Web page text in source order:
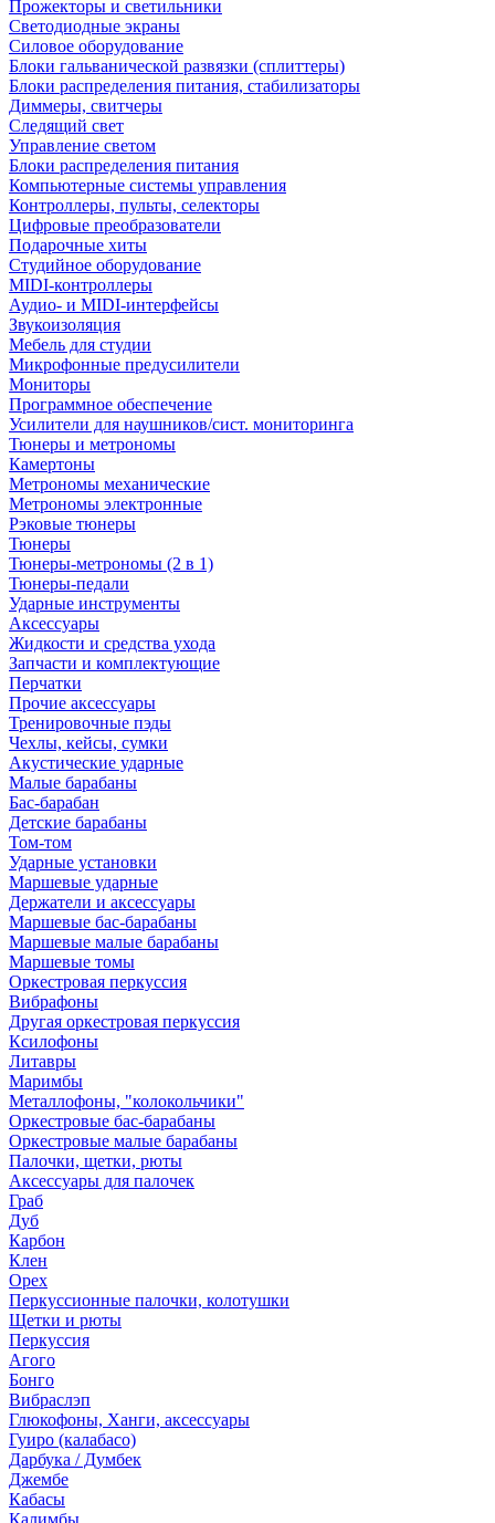
Прожекторы и светильники
Светодиодные экраны
Силовое оборудование
Блоки гальванической развязки (сплиттеры)
Блоки распределения питания, стабилизаторы
Диммеры, свитчеры
Следящий свет
Управление светом
Блоки распределения питания
Компьютерные системы управления
Контроллеры, пульты, селекторы
Цифровые преобразователи
Подарочные хиты
Студийное оборудование
MIDI-контроллеры
Аудио- и MIDI-интерфейсы
Звукоизоляция
Мебель для студии
Микрофонные предусилители
Мониторы
Программное обеспечение
Усилители для наушников/сист. мониторинга
Тюнеры и метрономы
Камертоны
Метрономы механические
Метрономы электронные
Рэковые тюнеры
Тюнеры
Тюнеры-метрономы (2 в 1)
Тюнеры-педали
Ударные инструменты
Аксессуары
Жидкости и средства ухода
Запчасти и комплектующие
Перчатки
Прочие аксессуары
Тренировочные пэды
Чехлы, кейсы, сумки
Акустические ударные
Mалые барабаны
Бас-барабан
Детские барабаны
Том-том
Ударные установки
Маршевые ударные
Держатели и аксессуары
Маршевые бас-барабаны
Маршевые малые барабаны
Маршевые томы
Оркестровая перкуссия
Вибрафоны
Другая оркестровая перкуссия
Ксилофоны
Литавры
Маримбы
Металлофоны, "колокольчики"
Оркестровые бас-барабаны
Оркестровые малые барабаны
Палочки, щетки, рюты
Аксессуары для палочек
Граб
Дуб
Карбон
Клен
Орех
Перкуссионные палочки, колотушки
Щетки и рюты
Перкуссия
Агого
Бонго
Вибраслэп
Глюкофоны, Ханги, аксессуары
Гуиро (калабасо)
Дарбука / Думбек
Джембе
Кабасы
Калимбы